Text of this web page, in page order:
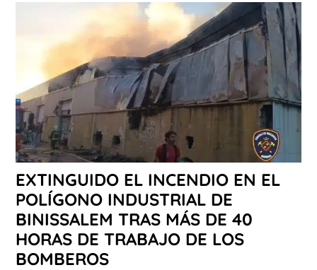
EXTINGUIDO EL INCENDIO EN EL
POLÍGONO INDUSTRIAL DE
BINISSALEM TRAS MÁS DE 40
HORAS DE TRABAJO DE LOS
BOMBEROS